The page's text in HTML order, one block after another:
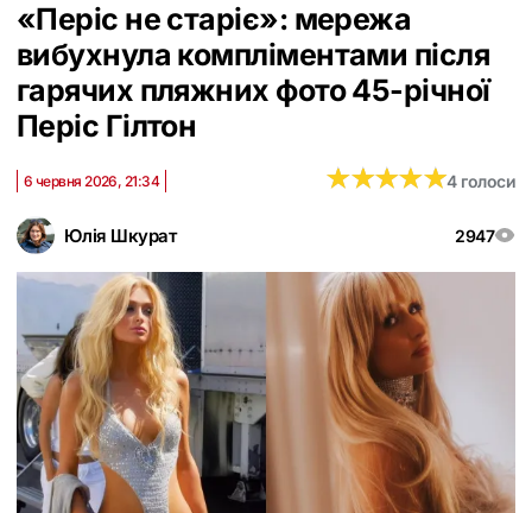
«Періс не старіє»: мережа
вибухнула компліментами після
гарячих пляжних фото 45-річної
Періс Гілтон
Юлія Шкурат 2947
6 червня 2026, 21:34 ★★★★★
★★★★★4 голоси